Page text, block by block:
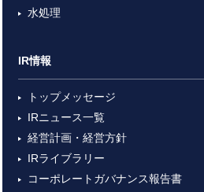
水処理
IR情報
トップメッセージ
IRニュース一覧
経営計画・経営方針
IRライブラリー
コーポレートガバナンス報告書